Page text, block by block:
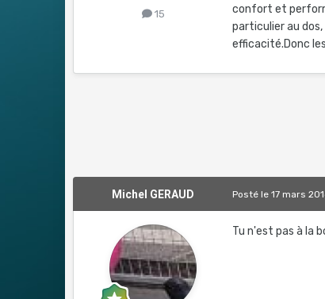
15
confort et
particulier au
efficacité.Donc
Michel GERAUD Postéle 17 mars
Tu n'est pas à la